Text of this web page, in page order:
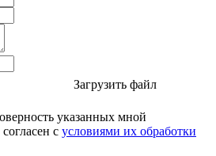
Загрузить файл
указанных мной
с условиями их обработки